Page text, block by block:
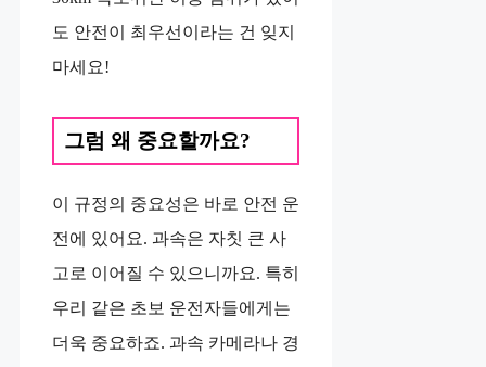
도 안전이 최우선이라는 건 잊지
마세요!
그럼 왜 중요할까요?
이 규정의 중요성은 바로 안전 운
전에 있어요. 과속은 자칫 큰 사
고로 이어질 수 있으니까요. 특히
우리 같은 초보 운전자들에게는
더욱 중요하죠. 과속 카메라나 경